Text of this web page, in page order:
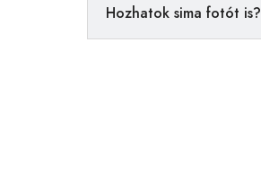
Hozhatok sima fotót is?